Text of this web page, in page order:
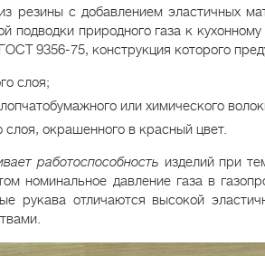
резины с добавлением эластичных
подводки природного газа к
9356-75, конструкция которого
слоя;
или химического
слоя, окрашенного в красный цвет.
работоспособность изделий при
номинальное давление газа в
рукава отличаются высокой